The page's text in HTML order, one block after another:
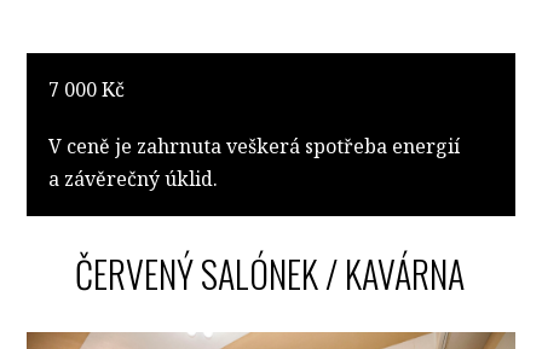
7 000 Kč
V ceně je zahrnuta veškerá spotřeba energií
a závěrečný úklid.
ČERVENÝ SALÓNEK / KAVÁRNA